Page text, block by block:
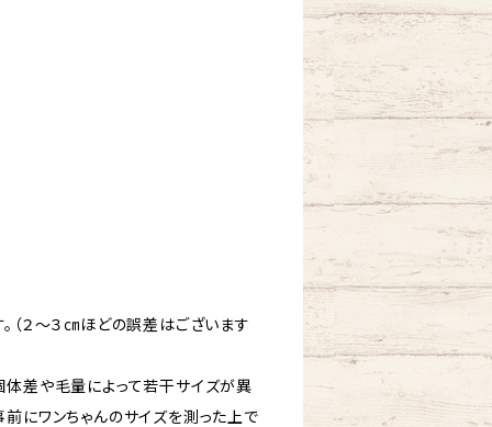
（２～３㎝ほどの誤差はございます
体差や毛量によって若干サイズが異
にワンちゃんのサイズを測った上で